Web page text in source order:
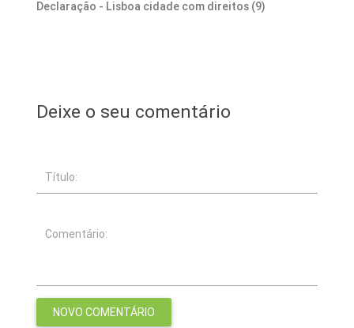
Declaração - Lisboa cidade com direitos (9)
Deixe o seu comentário
Título:
Comentário: